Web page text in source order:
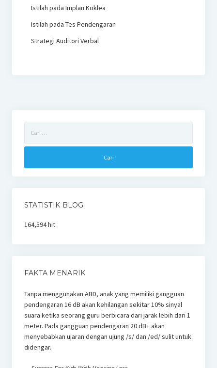
Istilah pada Implan Koklea
Istilah pada Tes Pendengaran
Strategi Auditori Verbal
untuk:
STATISTIK BLOG
164,594 hit
FAKTA MENARIK
Tanpa menggunakan ABD, anak yang memiliki gangguan
pendengaran 16 dB akan kehilangan sekitar 10% sinyal
suara ketika seorang guru berbicara dari jarak lebih dari 1
meter. Pada gangguan pendengaran 20 dB+ akan
menyebabkan ujaran dengan ujung /s/ dan /ed/ sulit untuk
didengar.